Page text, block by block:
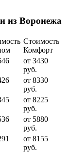
из Воронежа
Стоимость
Комфорт
от 3430
руб.
от 8330
руб.
от 8225
руб.
от 5880
руб.
от 8155
руб.